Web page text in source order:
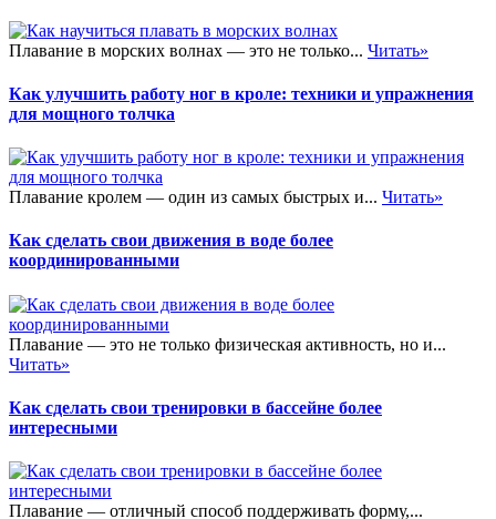
Плавание в морских волнах — это не только... Читать»
Как улучшить работу ног в кроле: техники и упражнения
для мощного толчка
Плавание кролем — один из самых быстрых и... Читать»
Как сделать свои движения в воде более
координированными
Плавание — это не только физическая активность, но и...
Читать»
Как сделать свои тренировки в бассейне более
интересными
Плавание — отличный способ поддерживать форму,...